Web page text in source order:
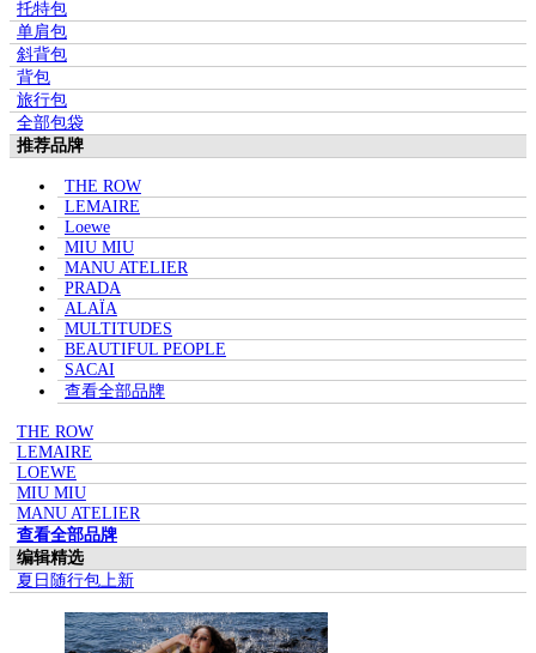
托特包
单肩包
斜背包
背包
旅行包
全部包袋
推荐品牌
THE ROW
LEMAIRE
Loewe
MIU MIU
MANU ATELIER
PRADA
ALAÏA
MULTITUDES
BEAUTIFUL PEOPLE
SACAI
查看全部品牌
THE ROW
LEMAIRE
LOEWE
MIU MIU
MANU ATELIER
查看全部品牌
编辑精选
夏日随行包上新